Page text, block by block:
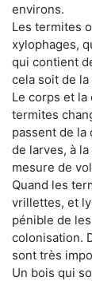
environs.
Les termites
xylophages,
qui contient
cela soit de
Le corps et
termites
passent de
de larves, à
mesure de
Quand les
vrillettes, et
pénible de
colonisation.
sont très
Un bois qui